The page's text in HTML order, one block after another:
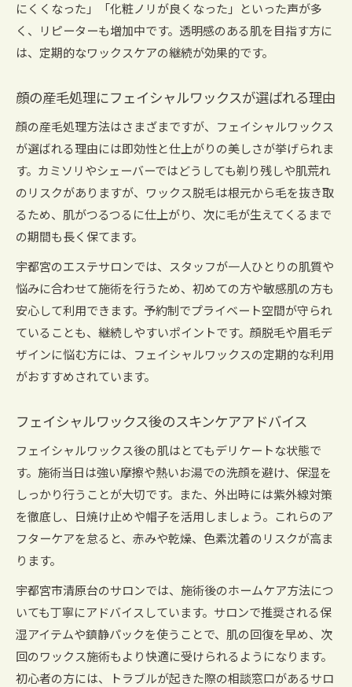
にくくなった」「化粧ノリが良くなった」といった声が多
く、リピーターも増加中です。透明感のある肌を目指す方に
は、定期的なワックスケアの継続が効果的です。
顔の産毛処理にフェイシャルワックスが選ばれる理由
顔の産毛処理方法はさまざまですが、フェイシャルワックス
が選ばれる理由には即効性と仕上がりの美しさが挙げられま
す。カミソリやシェーバーではどうしても剃り残しや肌荒れ
のリスクがありますが、ワックス脱毛は根元から毛を抜き取
るため、肌がつるつるに仕上がり、次に毛が生えてくるまで
の期間も長く保てます。
宇都宮のエステサロンでは、スタッフが一人ひとりの肌質や
悩みに合わせて施術を行うため、初めての方や敏感肌の方も
安心して利用できます。予約制でプライベート空間が守られ
ていることも、継続しやすいポイントです。顔脱毛や眉毛デ
ザインに悩む方には、フェイシャルワックスの定期的な利用
がおすすめされています。
フェイシャルワックス後のスキンケアアドバイス
フェイシャルワックス後の肌はとてもデリケートな状態で
す。施術当日は強い摩擦や熱いお湯での洗顔を避け、保湿を
しっかり行うことが大切です。また、外出時には紫外線対策
を徹底し、日焼け止めや帽子を活用しましょう。これらのア
フターケアを怠ると、赤みや乾燥、色素沈着のリスクが高ま
ります。
宇都宮市清原台のサロンでは、施術後のホームケア方法につ
いても丁寧にアドバイスしています。サロンで推奨される保
湿アイテムや鎮静パックを使うことで、肌の回復を早め、次
回のワックス施術もより快適に受けられるようになります。
初心者の方には、トラブルが起きた際の相談窓口があるサロ